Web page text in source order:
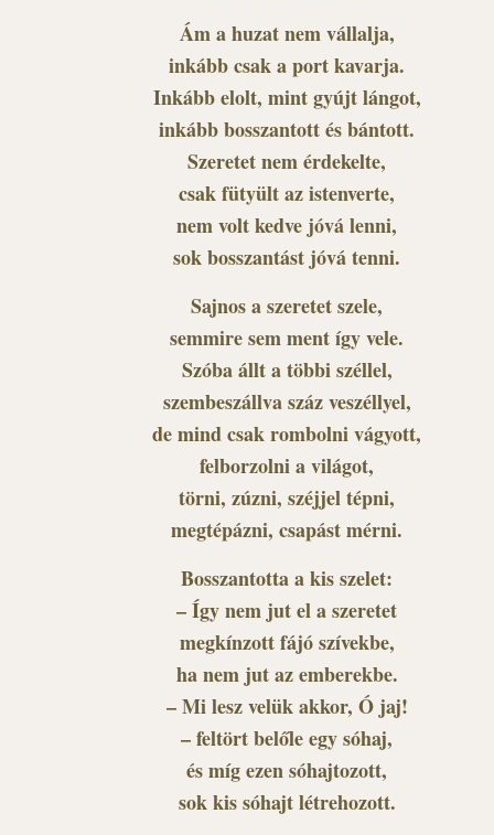
Ám a huzat nem vállalja,
inkább csak a port kavarja.
Inkább elolt, mint gyújt lángot,
inkább bosszantott és bántott.
Szeretet nem érdekelte,
csak fütyült az istenverte,
nem volt kedve jóvá lenni,
sok bosszantást jóvá tenni.
Sajnos a szeretet szele,
semmire sem ment így vele.
Szóba állt a többi széllel,
szembeszállva száz veszéllyel,
de mind csak rombolni vágyott,
felborzolni a világot,
törni, zúzni, széjjel tépni,
megtépázni, csapást mérni.
Bosszantotta a kis szelet:
– Így nem jut el a szeretet
megkínzott fájó szívekbe,
ha nem jut az emberekbe.
– Mi lesz velük akkor, Ó jaj!
– feltört belőle egy sóhaj,
és míg ezen sóhajtozott,
sok kis sóhajt létrehozott.